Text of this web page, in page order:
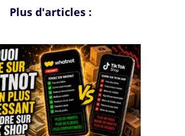
Plus d'articles :